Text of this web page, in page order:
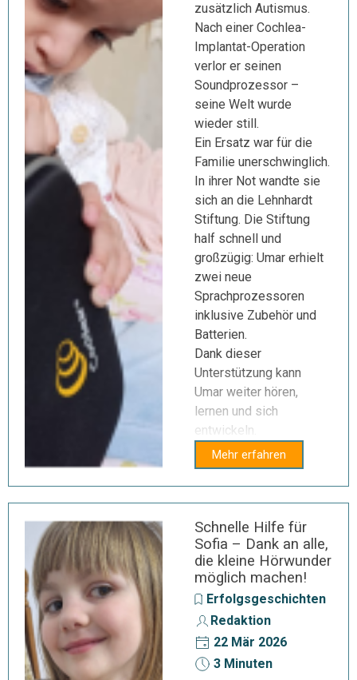
zusätzlich Autismus.
Nach einer Cochlea-
Implantat-Operation
verlor er seinen
Soundprozessor –
seine Welt wurde
wieder still.
Ein Ersatz war für die
Familie unerschwinglich.
In ihrer Not wandte sie
sich an die Lehnhardt
Stiftung. Die Stiftung
half schnell und
großzügig: Umar erhielt
zwei neue
Sprachprozessoren
inklusive Zubehör und
Batterien.
Dank dieser
Unterstützung kann
Umar weiter hören,
lernen und sich
entwickeln.
Mehr erfahren
Schnelle Hilfe für
Sofia – Dank an alle,
die kleine Hörwunder
möglich machen!
Erfolgsgeschichten
Redaktion
22 Mär 2026
3 Minuten